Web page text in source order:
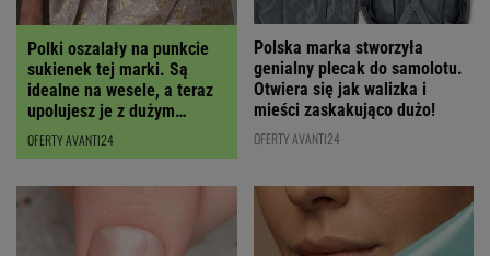
Polki oszalały na punkcie
sukienek tej marki. Są
idealne na wesele, a teraz
upolujesz je z dużym
RABATEM
OFERTY AVANTI24
Polska marka stworzyła
genialny plecak do samolotu.
Otwiera się jak walizka i
mieści zaskakująco dużo!
OFERTY AVANTI24